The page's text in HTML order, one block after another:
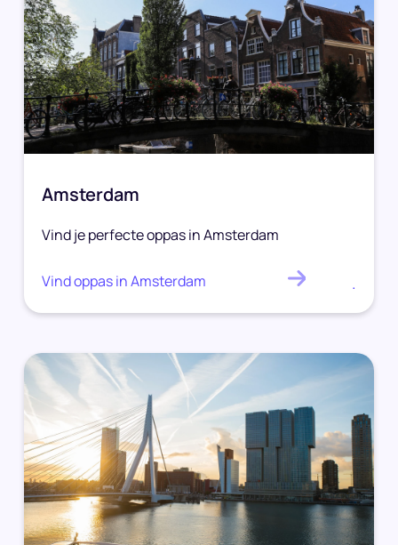
Amsterdam
Vind je perfecte oppas in Amsterdam
Vind oppas in Amsterdam .